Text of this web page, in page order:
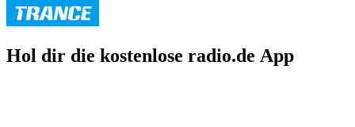
Hol dir die kostenlose radio.de App